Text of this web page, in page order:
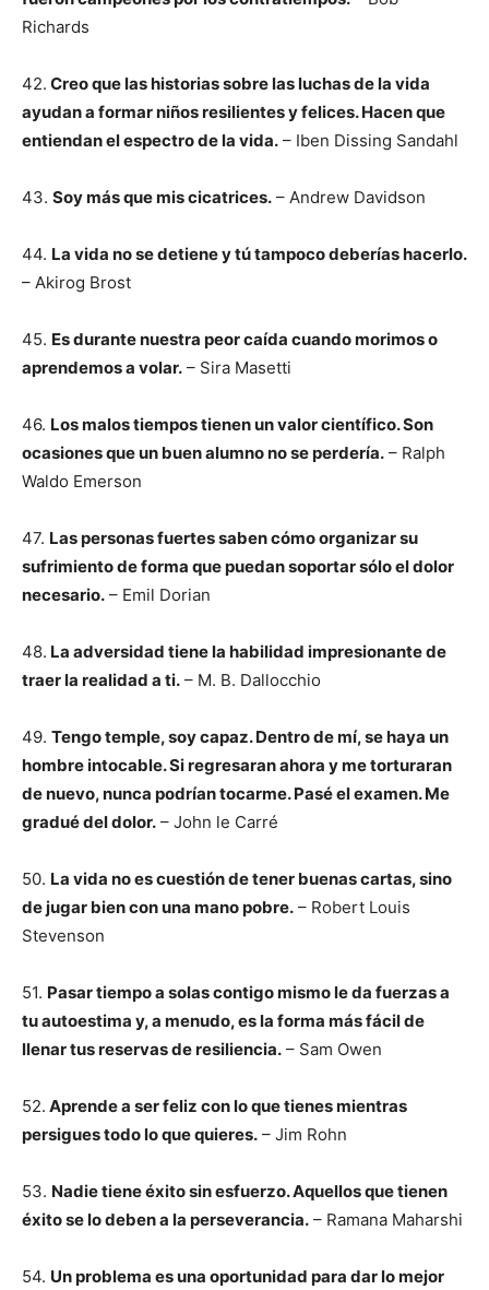
Richards
42. Creo que las historias sobre las luchas de la vida
ayudan a formar niños resilientes y felices. Hacen que
entiendan el espectro de la vida. – Iben Dissing Sandahl
43. Soy más que mis cicatrices. – Andrew Davidson
44. La vida no se detiene y tú tampoco deberías hacerlo.
– Akirog Brost
45. Es durante nuestra peor caída cuando morimos o
aprendemos a volar. – Sira Masetti
46. Los malos tiempos tienen un valor científico. Son
ocasiones que un buen alumno no se perdería. – Ralph
Waldo Emerson
47. Las personas fuertes saben cómo organizar su
sufrimiento de forma que puedan soportar sólo el dolor
necesario. – Emil Dorian
48. La adversidad tiene la habilidad impresionante de
traer la realidad a ti. – M. B. Dallocchio
49. Tengo temple, soy capaz. Dentro de mí, se haya un
hombre intocable. Si regresaran ahora y me torturaran
de nuevo, nunca podrían tocarme. Pasé el examen. Me
gradué del dolor. – John le Carré
50. La vida no es cuestión de tener buenas cartas, sino
de jugar bien con una mano pobre. – Robert Louis
Stevenson
51. Pasar tiempo a solas contigo mismo le da fuerzas a
tu autoestima y, a menudo, es la forma más fácil de
llenar tus reservas de resiliencia. – Sam Owen
52. Aprende a ser feliz con lo que tienes mientras
persigues todo lo que quieres. – Jim Rohn
53. Nadie tiene éxito sin esfuerzo. Aquellos que tienen
éxito se lo deben a la perseverancia. – Ramana Maharshi
54. Un problema es una oportunidad para dar lo mejor